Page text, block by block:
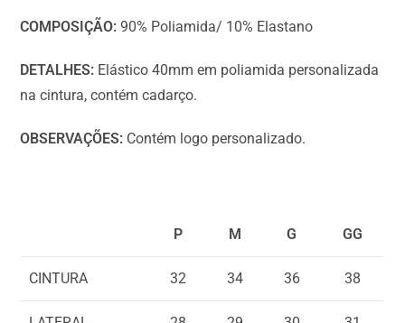
COMPOSIÇÃO: 90% Poliamida/ 10% Elastano
DETALHES: Elástico 40mm em poliamida personalizada
na cintura, contém cadarço.
OBSERVAÇÕES: Contém logo personalizado.
P M G GG
CINTURA 32 34 36 38